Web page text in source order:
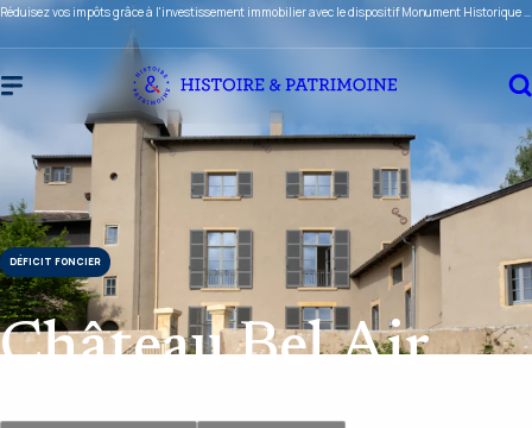
DÉFICIT FONCIER
Château Bel Air